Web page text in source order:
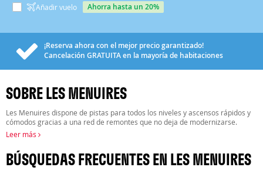
Añadir vuelo ahorra hasta un 20%
¡Reserva ahora con el mejor precio garantizado!
Cancelación GRATUITAen la mayoría de habitaciones
SOBRE LES MENUIRES
Les Menuires dispone de pistas para todos los niveles y ascensos rápidos y
cómodos gracias a una red de remontes que no deja de modernizarse.
Leer más
BÚSQUEDAS FRECUENTES EN LES MENUIRES